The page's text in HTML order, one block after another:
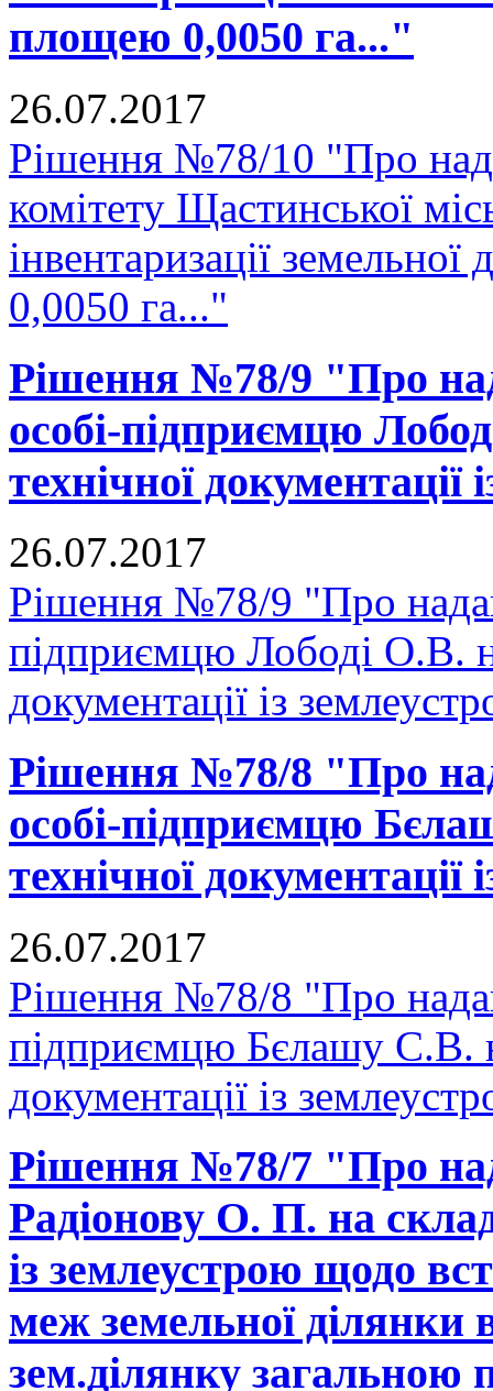
площею 0,0050 га..."
26.07.2017
Рішення №78/10 "Про
комітету Щастинської
інвентаризації
0,0050 га..."
Рішення №78/9 "Про
особі-підприємцю
технічної
26.07.2017
Рішення №78/9 "Про
підприємцю Лободі О.В.
документації із
Рішення №78/8 "Про
особі-підприємцю
технічної
26.07.2017
Рішення №78/8 "Про
підприємцю Бєлашу С.В.
документації із
Рішення №78/7 "Про
Радіонову О. П. на
із землеустрою щодо
меж земельної ділянки
зем.ділянку